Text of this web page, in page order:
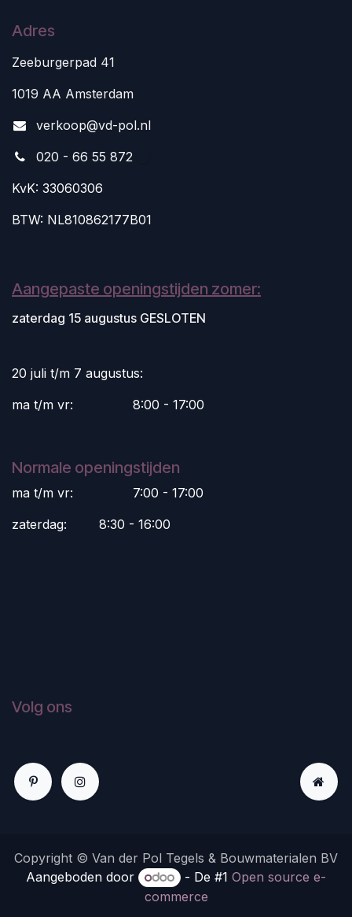
Adres
Zeeburgerpad 41
1019 AA Amsterdam
verkoop@vd-pol.nl
020 - 66 55 872
KvK: 33060306
BTW: NL810862177B01
Aangepaste openingstijden zomer:
zaterdag 15 augustus GESLOTEN
20 juli t/m 7 augustus:
ma t/m vr:
​8:00 - 17:00
Normale openingstijden
ma t/m vr:
​7:00 - 17:00
zaterdag:
​8:30 - 16:00
Volg ons
Copyright © Van der Pol Tegels & Bouwmaterialen BV
Aangeboden door
- De #1Open source e-
commerce